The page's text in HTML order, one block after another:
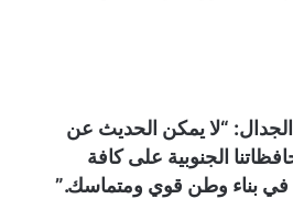
“لا يمكن الحديث عن
الجنوبية على كافة
في بناء وطن قوي ومتماسك.”